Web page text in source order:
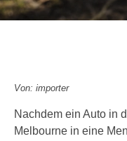
Von: importer
Nachdem ein Auto in
Melbourne in eine